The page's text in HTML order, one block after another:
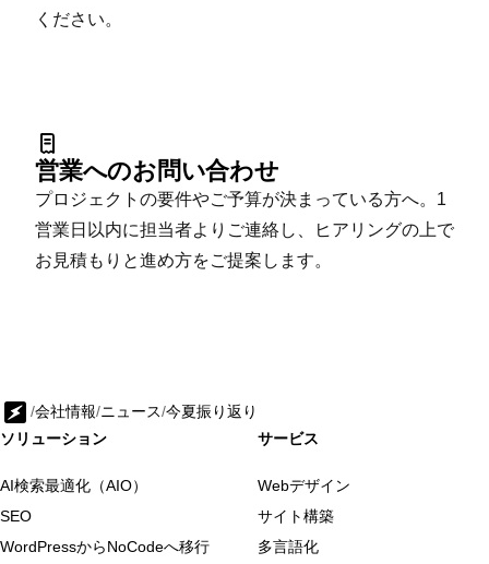
ください。
営業へのお問い合わせ
プロジェクトの要件やご予算が決まっている方へ。1
営業日以内に担当者よりご連絡し、ヒアリングの上で
お見積もりと進め方をご提案します。
/会社情報/ニュース/今夏振り返り
ソリューション
AI検索最適化（AIO）
SEO
WordPressからNoCodeへ移行
サービス
Webデザイン
サイト構築
多言語化